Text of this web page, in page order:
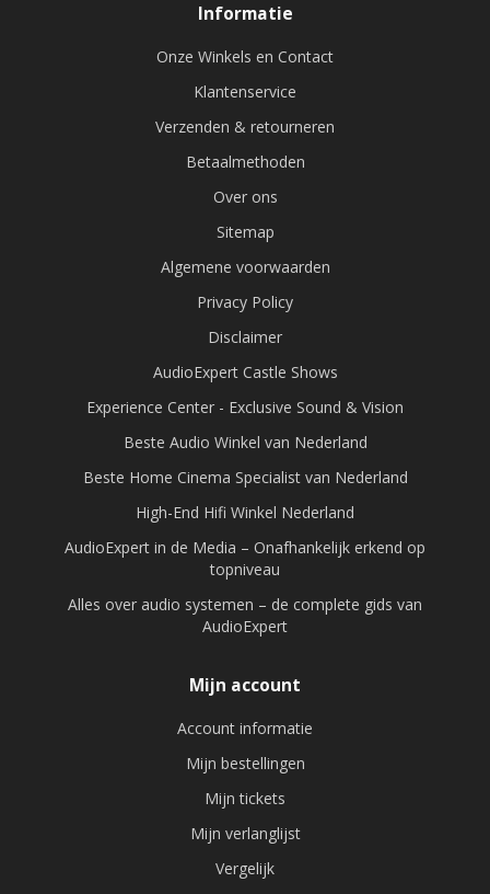
Informatie
Onze Winkels en Contact
Klantenservice
Verzenden & retourneren
Betaalmethoden
Over ons
Sitemap
Algemene voorwaarden
Privacy Policy
Disclaimer
AudioExpert Castle Shows
Experience Center - Exclusive Sound & Vision
Beste Audio Winkel van Nederland
Beste Home Cinema Specialist van Nederland
High-End Hifi Winkel Nederland
AudioExpert in de Media – Onafhankelijk erkend op
topniveau
Alles over audio systemen – de complete gids van
AudioExpert
Mijn account
Account informatie
Mijn bestellingen
Mijn tickets
Mijn verlanglijst
Vergelijk